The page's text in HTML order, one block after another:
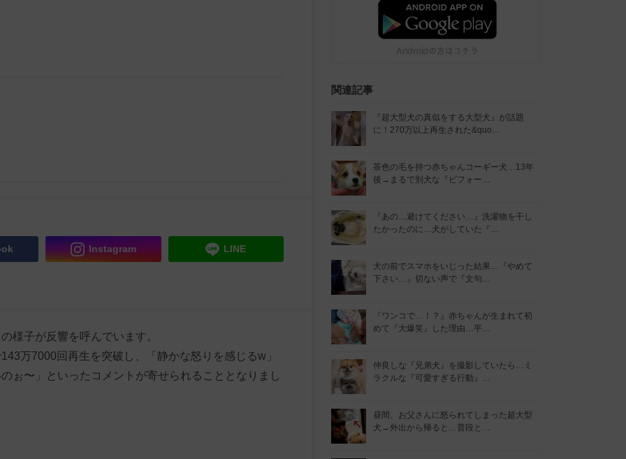
Instagram LINE
様子が反響を呼んでいます。
万7000回再生を突破し、「静かな怒りを感じるw」
ぉ〜」といったコメントが寄せられることとなりまし
関連記事
『超大型犬の真似をする大型犬』が話題
に！270万以上再生された&quo…
茶色の毛を持つ赤ちゃんコーギー犬…13年
後→まるで別犬な『ビフォー…
『あの…避けてください…』洗濯物を干し
たかったのに…犬がしていた『…
犬の前でスマホをいじった結果…『やめて
下さい…』切ない声で『文句…
『ワンコで…！？』赤ちゃんが生まれて初
めて『大爆笑』した理由…平…
仲良しな『兄弟犬』を撮影していたら…ミ
ラクルな『可愛すぎる行動』…
昼間、お父さんに怒られてしまった超大型
犬→外出から帰ると…普段と…